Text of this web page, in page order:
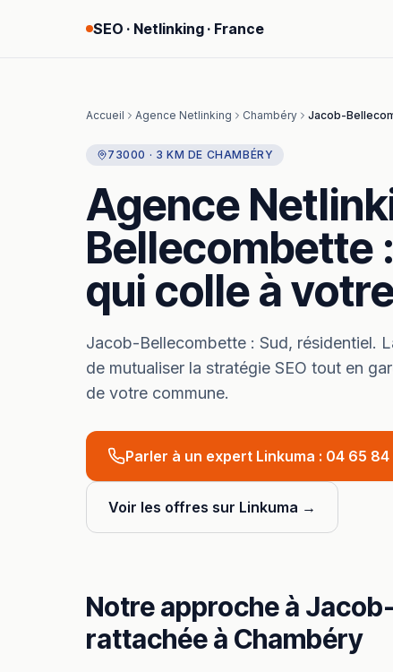
SEO · Netlinking · France
Accueil Agence Netlinking Chambéry Jacob-
73000 · 3 KM DE CHAMBÉRY
Agence
Bellecombette
qui colle à
Jacob-Bellecombette : Sud, résidentiel.
de mutualiser la stratégie SEO tout en
de votre commune.
Parler à un expert Linkuma : 04 65 84
Voir les offres sur Linkuma →
Notre approche à
rattachée à Chambéry